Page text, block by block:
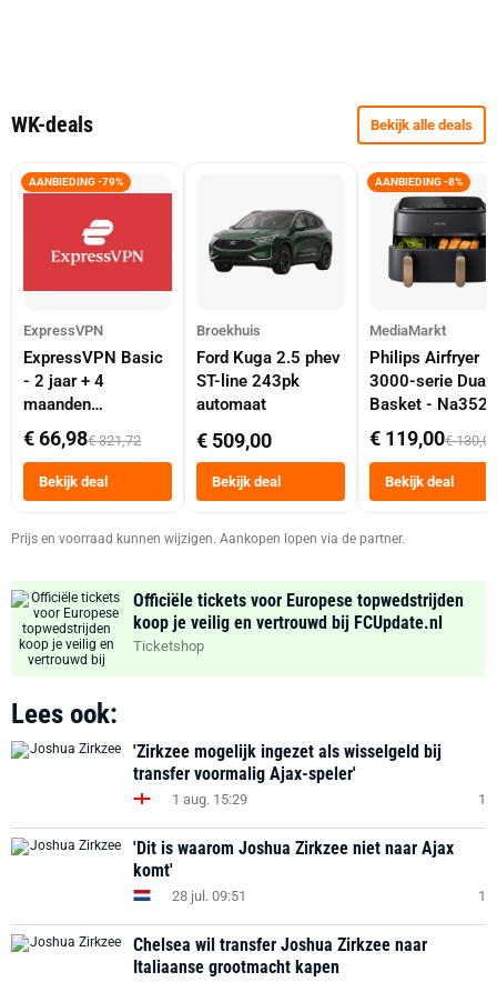
WK-deals Bekijk alle deals
AANBIEDING -79%
ExpressVPN
ExpressVPN Basic
- 2 jaar + 4
maanden
abonnement
€ 66,98€ 321,72
Bekijk deal
Broekhuis
Ford Kuga 2.5 phev
ST-line 243pk
automaat
€ 509,00
Bekijk deal
AANBIEDING -8%
MediaMarkt
Philips Airfryer
3000-serie Dual
Basket -
Dubbele Mand 9
Tot 6 Personen
Heteluchtfriteuse
Zwart
€ 119,00€ 130,00
Bekijk deal
Prijs en voorraad kunnen wijzigen. Aankopen lopen via de partner.
Officiële tickets voor Europese topwedstrijden
koop je veilig en vertrouwd bij FCUpdate.nl
Ticketshop
Lees ook:
'Zirkzee mogelijk ingezet als wisselgeld bij
transfer voormalig Ajax-speler'
1 aug. 15:29 1
'Dit is waarom Joshua Zirkzee niet naar Ajax
komt'
28 jul. 09:51 1
Chelsea wil transfer Joshua Zirkzee naar
Italiaanse grootmacht kapen